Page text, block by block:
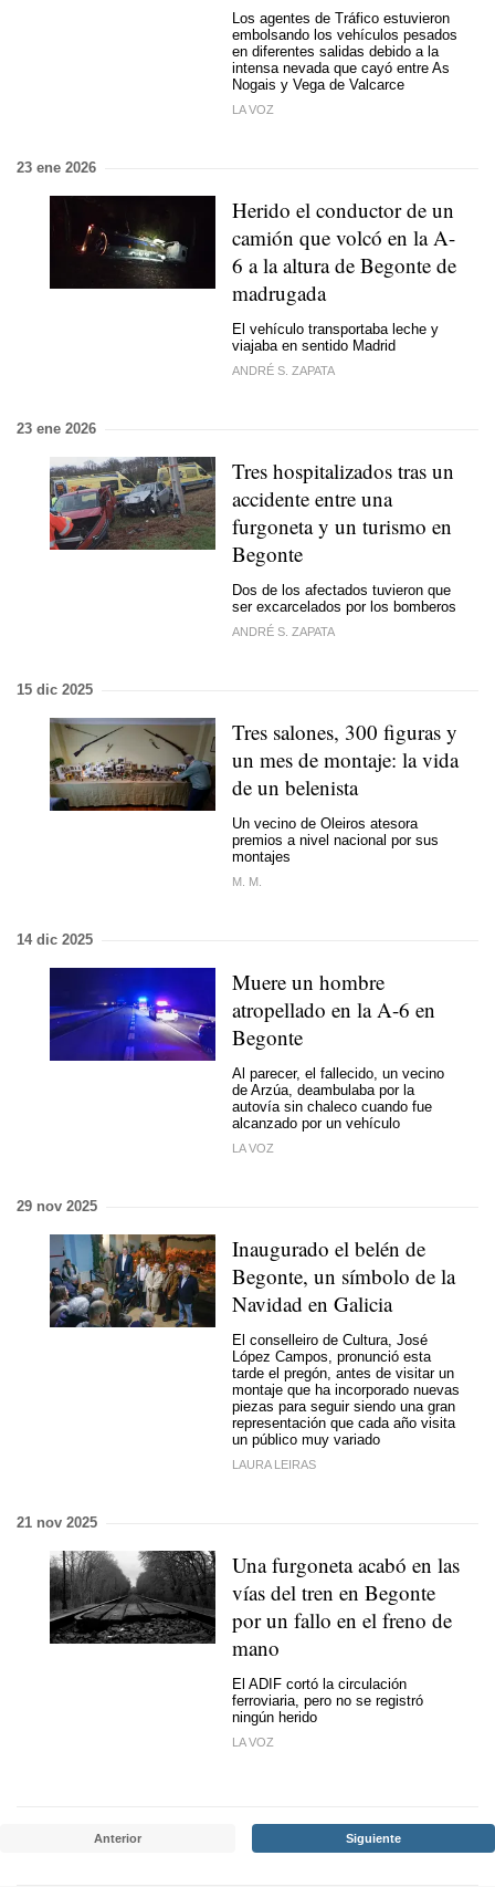
Los agentes de Tráfico estuvieron
embolsando los vehículos pesados
en diferentes salidas debido a la
intensa nevada que cayó entre As
Nogais y Vega de Valcarce
LA VOZ
23 ene 2026
Herido el conductor de un
camión que volcó en la A-
6 a la altura de Begonte de
madrugada
El vehículo transportaba leche y
viajaba en sentido Madrid
ANDRÉ S. ZAPATA
23 ene 2026
Tres hospitalizados tras un
accidente entre una
furgoneta y un turismo en
Begonte
Dos de los afectados tuvieron que
ser excarcelados por los bomberos
ANDRÉ S. ZAPATA
15 dic 2025
Tres salones, 300 figuras y
un mes de montaje: la vida
de un belenista
Un vecino de Oleiros atesora
premios a nivel nacional por sus
montajes
M. M.
14 dic 2025
Muere un hombre
atropellado en la A-6 en
Begonte
Al parecer, el fallecido, un vecino
de Arzúa, deambulaba por la
autovía sin chaleco cuando fue
alcanzado por un vehículo
LA VOZ
29 nov 2025
Inaugurado el belén de
Begonte, un símbolo de la
Navidad en Galicia
El conselleiro de Cultura, José
López Campos, pronunció esta
tarde el pregón, antes de visitar un
montaje que ha incorporado nuevas
piezas para seguir siendo una gran
representación que cada año visita
un público muy variado
LAURA LEIRAS
21 nov 2025
Una furgoneta acabó en las
vías del tren en Begonte
por un fallo en el freno de
mano
El ADIF cortó la circulación
ferroviaria, pero no se registró
ningún herido
LA VOZ
Anterior Siguiente